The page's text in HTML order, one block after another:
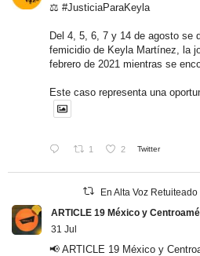
⚖️ #JusticiaParaKeyla
Del 4, 5, 6, 7 y 14 de agosto se
femicidio de Keyla Martínez, la
febrero de 2021 mientras se
Este caso representa una
1 2 Twitter
En Alta Voz Retuiteado
ARTICLE 19 México y
31 Jul
📢 ARTICLE 19 México y